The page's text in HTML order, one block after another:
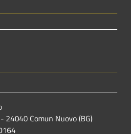
24040 Comun Nuovo (BG)